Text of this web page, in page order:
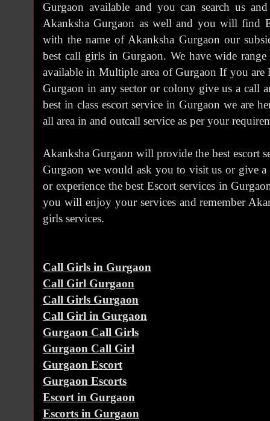
Gurgaon available and you can search us
Akanksha Gurgaon as well and you will find
with the name of Akanksha Gurgaon our
best call girls in Gurgaon. We have wide
available in Multiple area of Gurgaon If you are
Gurgaon in any sector or colony give us a call
best in class escort service in Gurgaon we are
all area in and outcall service as per your
Akanksha Gurgaon will provide the best escort
Gurgaon we would ask you to visit us or give
or experience the best Escort services in
you will enjoy your services and remember
girls services.
Call Girls in Gurgaon
Call Girl Gurgaon
Call Girls Gurgaon
Call Girl in Gurgaon
Gurgaon Call Girls
Gurgaon Call Girl
Gurgaon Escort
Gurgaon Escorts
Escort in Gurgaon
Escorts in Gurgaon